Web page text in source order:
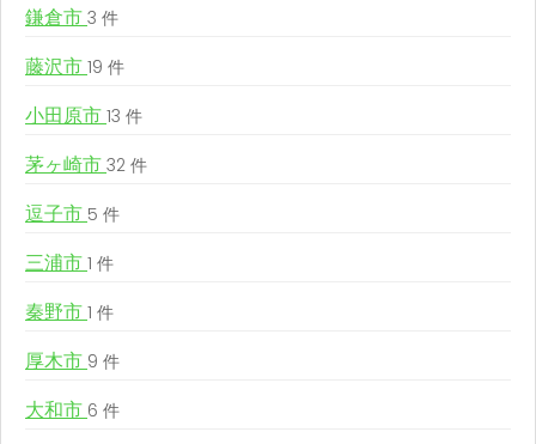
鎌倉市 3 件
藤沢市 19 件
小田原市 13 件
茅ヶ崎市 32 件
逗子市 5 件
三浦市 1 件
秦野市 1 件
厚木市 9 件
大和市 6 件